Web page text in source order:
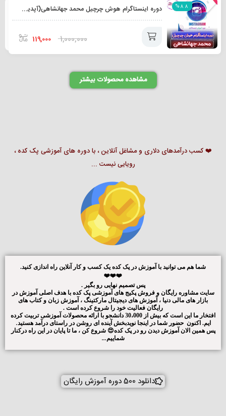
به
سبد
%88 دوره اینستاگرام هوش چرچیل محمد جهانشاهی(آپدیت+لینک دانلود مستقیم)
1,000,000
119,000
مشاهده محصولات بیشتر
❤️ کسب درآمدهای دلاری و مشاغل آنلاین ، با دوره های آموزشی پک کده ،
رویایی نیست ...
شما هم می توانید با آموزش در پک کده یک کسب و کار آنلاین راه اندازی کنید.
❤️❤️❤️
پس تصمیم نهایی رو بگیر .
سایت مشاوره رایگان و فروش پکیج های آموزشی پک کده با هدف اصلی آموزش در
بازار های مالی دنیا ، آموزش های دیجیتال مارکتینگ ، آموزش زبان و کتاب های
رایگان فعالیت خود را شروع کرده است .
افتخار ما این است که بیش از 30،000 دانشجو با ارائه محصولات آموزشی تربیت کرده
ایم. اکنون حضور شما در اینجا نویدبخش آینده ای روشن در راستای درآمد هستید.
پس همین الان آموزش دیدن رو در پک کده😍 شروع کن ، ما تا پایان در این راه درکنار
شماییم…
دانلود 500 دوره آموزش رایگان